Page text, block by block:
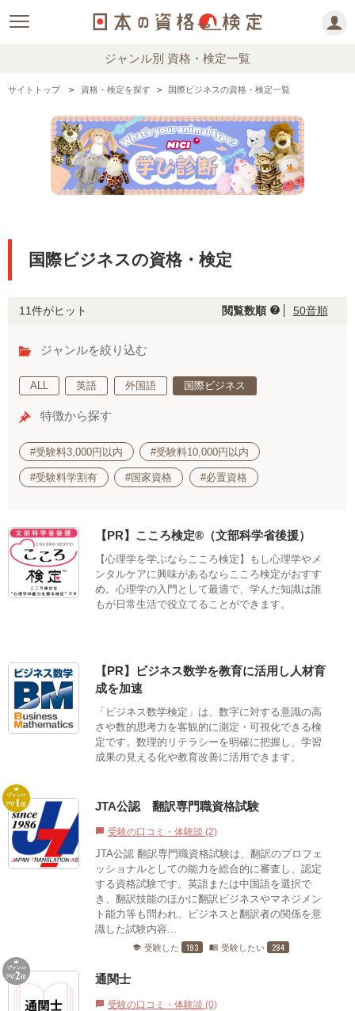
ジャンル別 資格・検定一覧
サイトトップ 資格・検定を探す 国際ビジネスの資格・検定一覧
国際ビジネスの資格・検定
11件がヒット 閲覧数順 help 50音順
ジャンルを絞り込む
ALL 英語 外国語 国際ビジネス
特徴から探す
#受験料3,000円以内 #受験料10,000円以内
#受験料学割有 #国家資格 #必置資格
【PR】こころ検定®（文部科学省後援）
【心理学を学ぶならこころ検定】もし心理学やメ
ンタルケアに興味があるならこころ検定がおすす
め。心理学の入門として最適で、学んだ知識は誰
もが日常生活で役立てることができます。
【PR】ビジネス数学を教育に活用し人材育
成を加速
「ビジネス数学検定」は、数字に対する意識の高
さや数的思考力を客観的に測定・可視化できる検
定です。数理的リテラシーを明確に把握し、学習
成果の見える化や教育改善に活用できます。
JTA公認 翻訳専門職資格試験
chat_bubble 受験の口コミ・体験談 (2)
JTA公認 翻訳専門職資格試験は、翻訳のプロフェ
ッショナルとしての能力を総合的に審査し、認定
する資格試験です。英語または中国語を選択で
き、翻訳技能のほかに翻訳ビジネスやマネジメン
ト能力等も問われ、ビジネスと翻訳者の関係を意
識した試験内容...
school 受験した 193 menu_book 受験したい 284
通関士
chat_bubble 受験の口コミ・体験談 (0)